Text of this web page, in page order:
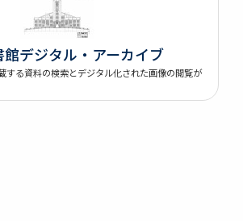
デジタル・アーカイブ
する資料の検索とデジタル化された画像の閲覧が